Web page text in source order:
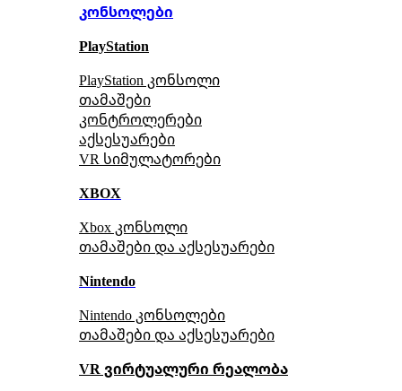
კონსოლები
PlayStation
PlayStation კონსოლი
თამაშები
კონტროლერები
აქსესუარები
VR სიმულატორები
XBOX
Xbox კონსოლი
თამაშები და აქსესუარები
Nintendo
Nintendo კონსოლები
თამაშები და აქსესუარები
VR ვირტუალური რეალობა